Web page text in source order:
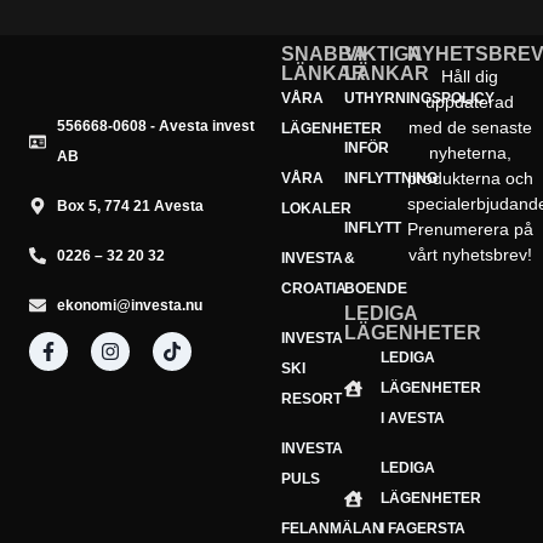
556668-0608 - Avesta invest
AB
Box 5, 774 21 Avesta
0226 – 32 20 32
ekonomi@investa.nu
SNABBA
LÄNKAR
VÅRA
LÄGENHETER
VÅRA
LOKALER
INVESTA
CROATIA
INVESTA
SKI
RESORT
INVESTA
PULS
FELANMÄLAN
VIKTIGA
LÄNKAR
UTHYRNINGSPOLICY
INFÖR
INFLYTTNING
INFLYTT
&
BOENDE
LEDIGA
LÄGENHETER
LEDIGA
LÄGENHETER
I AVESTA
LEDIGA
LÄGENHETER
I FAGERSTA
NYHETSBREV
Håll dig
uppdaterad
med de senaste
nyheterna,
produkterna och
Prenumerera på
vårt nyhetsbrev!
E-
postadress
Prenumerera